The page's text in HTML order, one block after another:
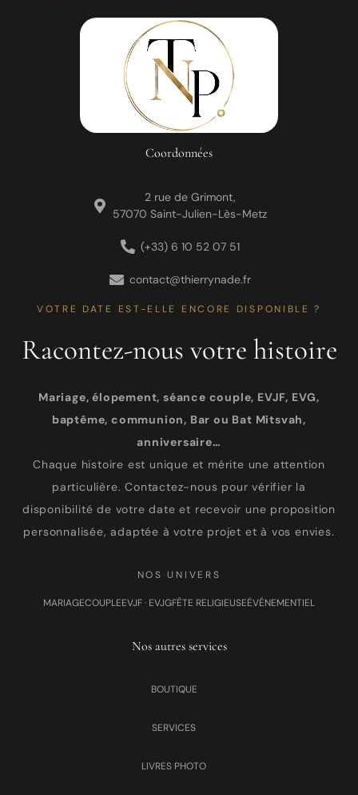
Coordonnées
2 rue de Grimont,
57070 Saint-Julien-Lès-Metz
(+33) 6 10 52 07 51
contact@thierrynade.fr
VOTRE DATE EST-ELLE ENCORE DISPONIBLE ?
Racontez-nous votre histoire
Mariage, élopement, séance couple, EVJF, EVG,
baptême, communion, Bar ou Bat Mitsvah,
anniversaire…
Chaque histoire est unique et mérite une attention
particulière. Contactez-nous pour vérifier la
disponibilité de votre date et recevoir une proposition
personnalisée, adaptée à votre projet et à vos envies.
NOS UNIVERS
MARIAGECOUPLEEVJF · EVJGFÊTE RELIGIEUSEÉVÉNEMENTIEL
Nos autres services
BOUTIQUE
SERVICES
LIVRES PHOTO